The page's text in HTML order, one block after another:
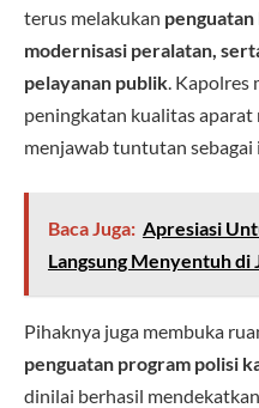
terus melakukan
modernisasi peralatan,
pelayanan publik. Kapolres
peningkatan kualitas
menjawab tuntutan
Baca Juga: Apresiasi
Langsung Menyentuh di
Pihaknya juga membuka
penguatan program polisi
dinilai berhasil